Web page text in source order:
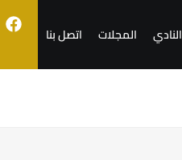
النادي المجلات اتصل بنا